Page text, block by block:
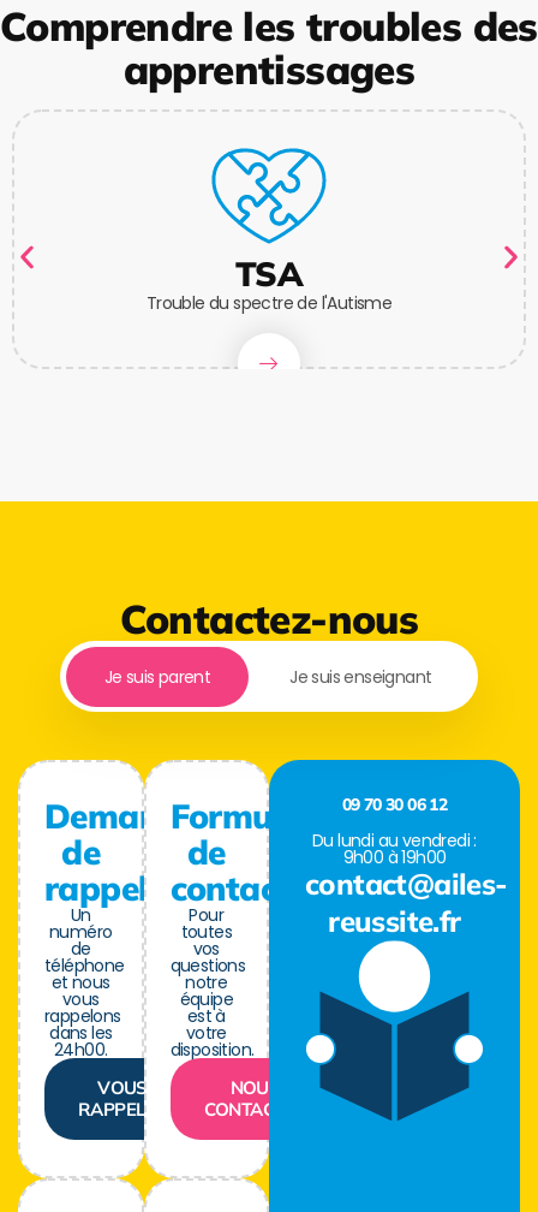
Comprendre les troubles des
apprentissages
TSA
Trouble du spectre de l'Autisme
Contactez-nous
Je suis parent Je suis enseignant
Demande
de
rappel
Un
numéro
de
téléphone
et nous
vous
rappelons
dans les
24h00.
VOUS
RAPPELER
Formulaire
de
contact
Pour
toutes
vos
questions
notre
équipe
est à
votre
disposition.
NOUS
CONTACTER
09 70 30 06 12
Du lundi au vendredi :
9h00 à 19h00
contact@ailes-
reussite.fr